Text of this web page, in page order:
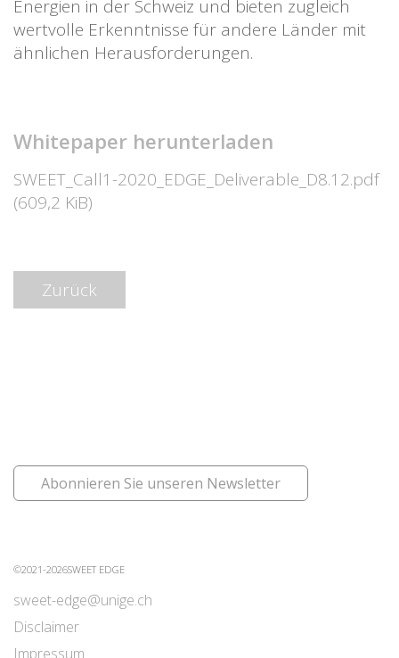
Energien in der Schweiz und bieten zugleich
wertvolle Erkenntnisse für andere Länder mit
ähnlichen Herausforderungen.
Whitepaper herunterladen
SWEET_Call1-2020_EDGE_Deliverable_D8.12.pdf
(609,2 KiB)
Zurück
Abonnieren Sie unseren Newsletter
©2021-2026SWEET EDGE
sweet-edge@unige.ch
Disclaimer
Impressum